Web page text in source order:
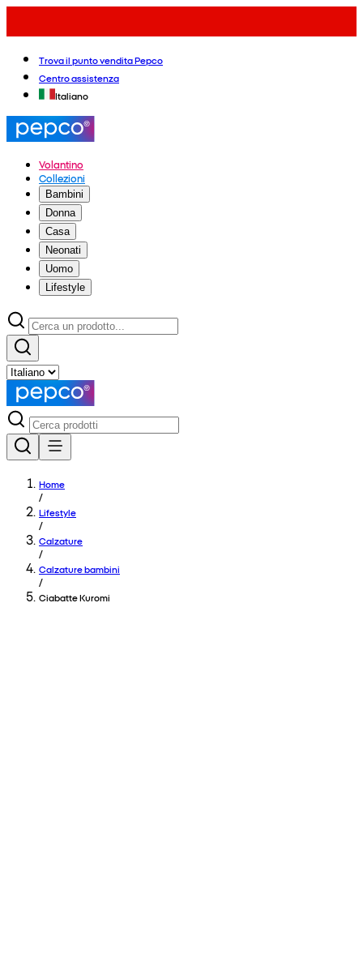
Trova il punto vendita Pepco
Centro assistenza
Italiano
Volantino
Collezioni
Bambini
Donna
Casa
Neonati
Uomo
Lifestyle
Home
/
Lifestyle
/
Calzature
/
Calzature bambini
/
Ciabatte Kuromi